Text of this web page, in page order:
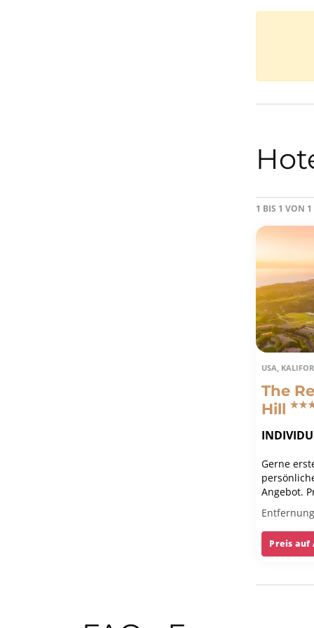
1 BIS 1 VON
USA,
The
Hill
Gerne
Angebot.
Golfreise
Erfahrung
Garantie.
Preis auf